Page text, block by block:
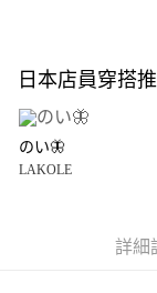
全盈+PAY
大哥付你分期
【大哥付你分期使用說
1.本服務由台灣大哥
3.實際核准額度、可
AFTEE先享後付
AFTEE先享後付是「
日本店員穿搭
のい🦋
LAKOLE
詳細